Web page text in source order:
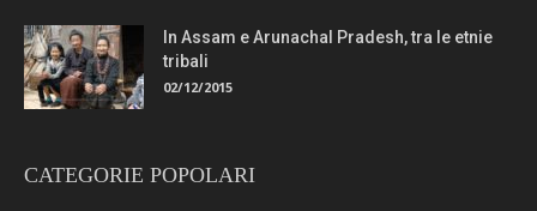
In Assam e Arunachal Pradesh, tra le etnie
tribali
02/12/2015
CATEGORIE POPOLARI